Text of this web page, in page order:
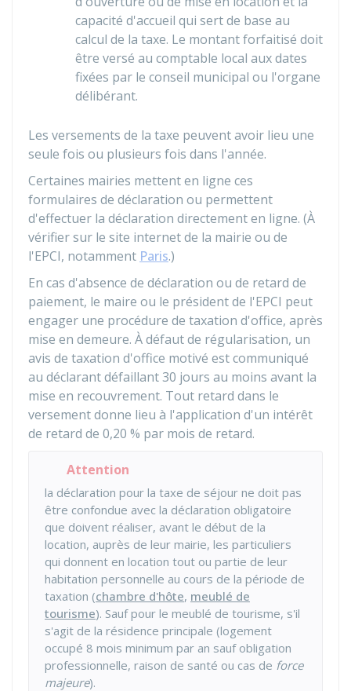
capacité d'accueil qui sert de base au
calcul de la taxe. Le montant forfaitisé doit
être versé au comptable local aux dates
fixées par le conseil municipal ou l'organe
délibérant.
Les versements de la taxe peuvent avoir lieu une
seule fois ou plusieurs fois dans l'année.
Certaines mairies mettent en ligne ces
formulaires de déclaration ou permettent
d'effectuer la déclaration directement en ligne. (À
vérifier sur le site internet de la mairie ou de
l'EPCI, notamment Paris.)
En cas d'absence de déclaration ou de retard de
paiement, le maire ou le président de l'EPCI peut
engager une procédure de taxation d'office, après
mise en demeure. À défaut de régularisation, un
avis de taxation d'office motivé est communiqué
au déclarant défaillant 30 jours au moins avant la
mise en recouvrement. Tout retard dans le
versement donne lieu à l'application d'un intérêt
de retard de 0,20 % par mois de retard.
Attention
la déclaration pour la taxe de séjour ne doit pas
être confondue avec la déclaration obligatoire
que doivent réaliser, avant le début de la
location, auprès de leur mairie, les particuliers
qui donnent en location tout ou partie de leur
habitation personnelle au cours de la période de
taxation (chambre d'hôte, meublé de
tourisme). Sauf pour le meublé de tourisme, s'il
s'agit de la résidence principale (logement
occupé 8 mois minimum par an sauf obligation
professionnelle, raison de santé ou cas de force
majeure).